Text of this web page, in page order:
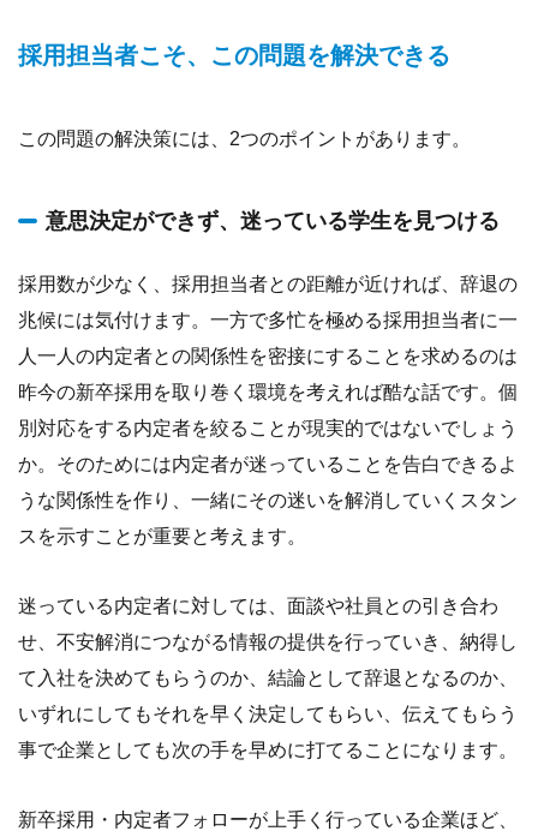
採用担当者こそ、この問題を解決できる
この問題の解決策には、2つのポイントがあります。
意思決定ができず、迷っている学生を見つける
採用数が少なく、採用担当者との距離が近ければ、辞退の
兆候には気付けます。一方で多忙を極める採用担当者に一
人一人の内定者との関係性を密接にすることを求めるのは
昨今の新卒採用を取り巻く環境を考えれば酷な話です。個
別対応をする内定者を絞ることが現実的ではないでしょう
か。そのためには内定者が迷っていることを告白できるよ
うな関係性を作り、一緒にその迷いを解消していくスタン
スを示すことが重要と考えます。
迷っている内定者に対しては、面談や社員との引き合わ
せ、不安解消につながる情報の提供を行っていき、納得し
て入社を決めてもらうのか、結論として辞退となるのか、
いずれにしてもそれを早く決定してもらい、伝えてもらう
事で企業としても次の手を早めに打てることになります。
新卒採用・内定者フォローが上手く行っている企業ほど、